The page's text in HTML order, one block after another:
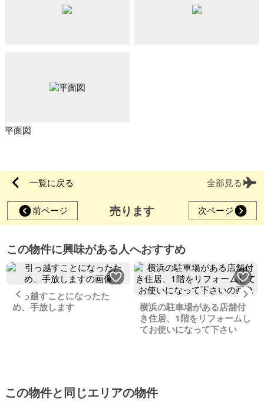
平面図
一覧に戻る 全部見る
前ページ 売ります 次ページ
この物件に興味がある人へおすすめ
Previous
引っ越すことになったた
め、手放します
横浜の駐車場がある店舗付
き住居、1階をリフォームし
てお使いになって下さい
この物件と同じエリアの物件